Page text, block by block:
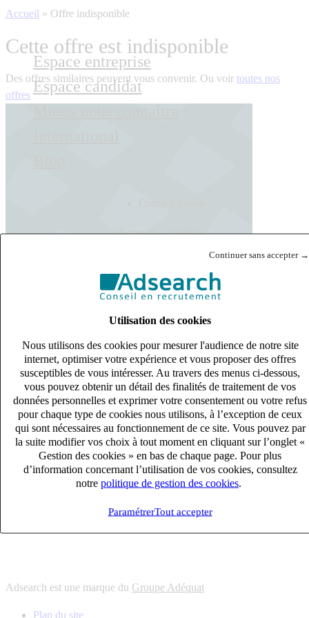
Continuer sans accepter →
Utilisation des cookies
Nous utilisons des cookies pour mesurer l'audience de notre site
internet, optimiser votre expérience et vous proposer des offres
susceptibles de vous intéresser. Au travers des menus ci-dessous,
vous pouvez obtenir un détail des finalités de traitement de vos
données personnelles et exprimer votre consentement ou votre refus
pour chaque type de cookies nous utilisons, à l’exception de ceux
qui sont nécessaires au fonctionnement de ce site. Vous pouvez par
la suite modifier vos choix à tout moment en cliquant sur l’onglet «
Gestion des cookies » en bas de chaque page. Pour plus
d’information concernant l’utilisation de vos cookies, consultez
notre politique de gestion des cookies
ParamétrerTout accepter
Espace entreprise
Espace candidat
Français English
Accueil » Offre indisponible
Cette offre est indisponible
Des offres similaires peuvent vous convenir. Ou voir toutes nos
offres
s'adapter à vos besoin en recrutement
10 univers
connaître votre secteur et ses enjeux
12 bureaux en France
proximité avec nos clients et nos talents
6 solutions
s'adapter à vos besoin en recrutement
10 univers
connaître votre secteur et ses enjeux
proximité avec nos clients et nos talents
Adsearch est une marque du Groupe Adéquat
Plan du site